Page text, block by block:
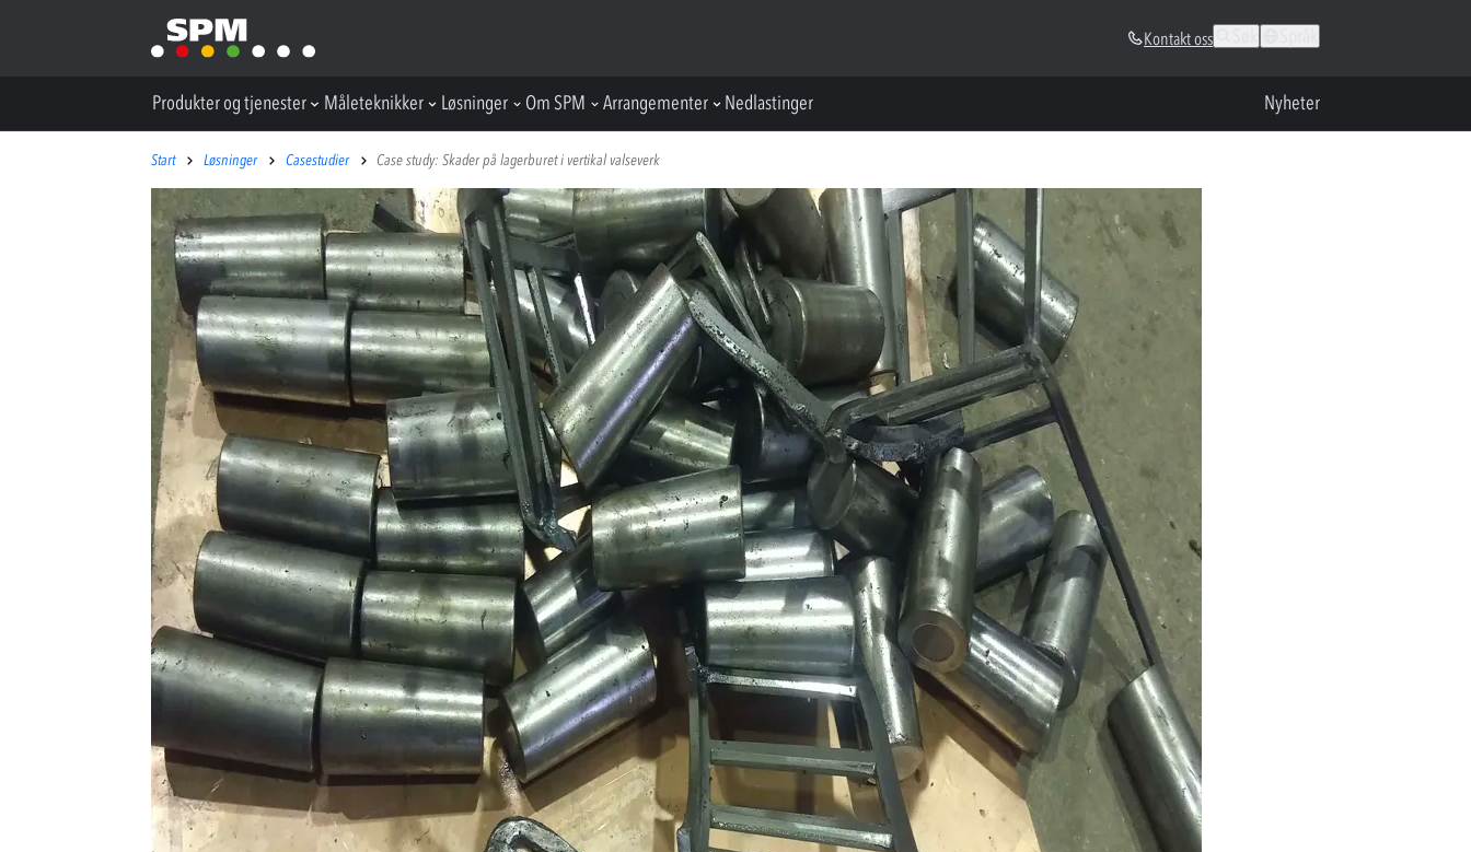
Kontakt oss
Produkter og tjenester Måleteknikker Løsninger Om SPM Arrangementer Nedlastinger Nyheter
Start Løsninger Casestudier Case study: Skader på lagerburet i vertikal valseverk